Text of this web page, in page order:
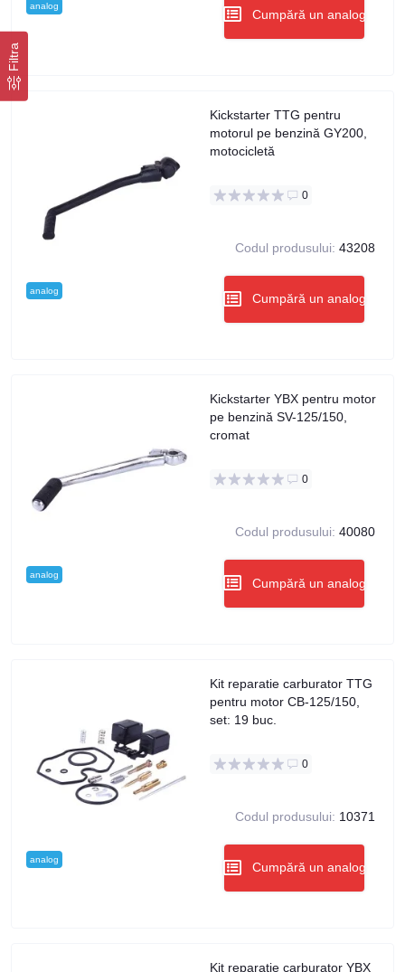
Filtra
analog
Cumpără un analog
analog
Kickstarter TTG pentru
motorul pe benzină GY200,
motocicletă
0
Codul produsului: 43208
Cumpără un analog
analog
Kickstarter YBX pentru motor
pe benzină SV-125/150,
cromat
0
Codul produsului: 40080
Cumpără un analog
analog
Kit reparatie carburator TTG
pentru motor CB-125/150,
set: 19 buc.
0
Codul produsului: 10371
Cumpără un analog
Kit reparatie carburator YBX